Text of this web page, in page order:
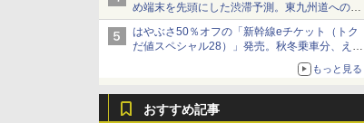
め端末を先頭にした渋滞予測。東九州道への迂
回は料金調整を実施
はやぶさ50％オフの「新幹線eチケット（トク
だ値スペシャル28）」発売。秋冬乗車分、えき
もっと見る
おすすめ記事